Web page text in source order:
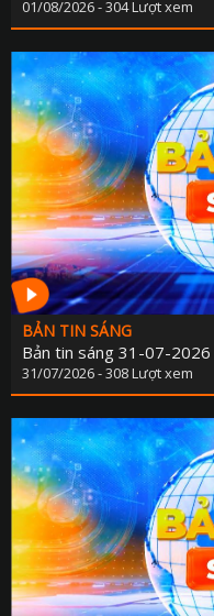
01/08/2026 - 304 Lượt xem
BẢN TIN SÁNG
Bản tin sáng 31-07-2026
31/07/2026 - 308 Lượt xem